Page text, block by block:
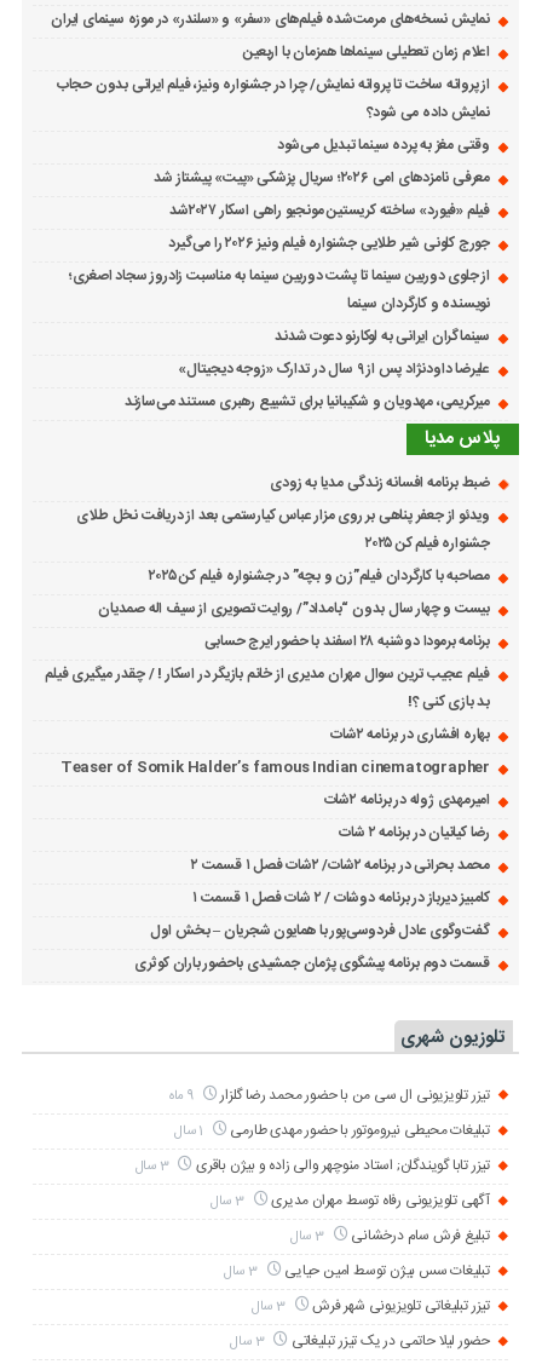
نمایش نسخه‌های مرمت‌شده فیلم‌های «سفر» و «سلندر» در موزه سینمای ایران
اعلام زمان تعطیلی سینماها همزمان با اربعین
از پروانه ساخت تا پروانه نمایش/ چرا در جشنواره ونیز، فیلم ایرانی بدون حجاب
نمایش داده می شود؟
وقتی مغز به پرده سینما تبدیل می‌شود
معرفی نامزدهای امی ۲۰۲۶؛ سریال پزشکی «پیت» پیشتاز شد
فیلم «فیورد» ساخته کریستین مونجیو راهی اسکار ۲۰۲۷شد
جورج کلونی شیر طلایی جشنواره فیلم ونیز ۲۰۲۶ را می‌گیرد
از جلوی دوربین سینما تا پشت دوربین سینما به مناسبت زادروز سجاد اصغری؛
نویسنده و کارگردان سینما
سینماگران ایرانی به لوکارنو دعوت شدند
علیرضا داودنژاد پس از ۹ سال در تدارک «زوجه دیجیتال»
میرکریمی، مهدویان و شکیبانیا برای تشییع رهبری مستند می‌سازند
پلاس مدیا
ضبط برنامه افسانه زندگی مدیا به زودی
ویدئو از جعفر پناهی بر روی مزار عباس کیارستمی بعد از دریافت نخل طلای
جشنواره فیلم کن ۲۰۲۵
مصاحبه با کارگردان فیلم”زن و بچه” در جشنواره فیلم کن ۲۰۲۵
بیست و چهار سال بدون “بامداد”/ روایت تصویری از سیف اله صمدیان
برنامه برمودا دوشنبه ۲۸ اسفند با حضور ایرج حسابی
فیلم عجیب ترین سوال مهران مدیری از خانم بازیگر در اسکار ! / چقدر میگیری فیلم
بد بازی کنی ؟!
بهاره افشاری در برنامه ۲شات
Teaser of Somik Halder’s famous Indian cinematographer
امیرمهدی ژوله در برنامه ۲شات
رضا کیانیان در برنامه ۲ شات
محمد بحرانی در برنامه ۲شات/ ۲شات فصل ۱ قسمت ۲
کامبیز دیرباز در برنامه دوشات / ۲ شات فصل ۱ قسمت ۱
گفت‌وگوی عادل فردوسی‌پور با همایون شجریان – بخش اول
قسمت دوم برنامه پیشگوی پژمان جمشیدی باحضور باران کوثری
تلوزیون شهری
تیزر تلویزیونی ال سی من با حضور محمد رضا گلزار 9 ماه
تبلیغات محیطی نیروموتور با حضور مهدی طارمی
تیزر تابا گویندگان; استاد منوچهر والی زاده و بیژن باقری 3 سال
آگهی تلویزیونی رفاه توسط مهران مدیری 3 سال
تبلیغ فرش سام درخشانی 3 سال
تبلیغات سس بیژن توسط امین حیایی 3 سال
تیزر تبلیغاتی تلویزیونی شهر فرش 3 سال
حضور لیلا حاتمی در یک تیزر تبلیغاتی 3 سال